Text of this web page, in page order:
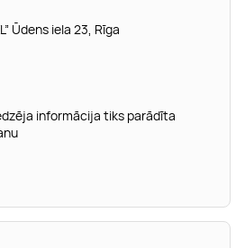
Ūdens iela 23, Rīga
informācija tiks parādīta